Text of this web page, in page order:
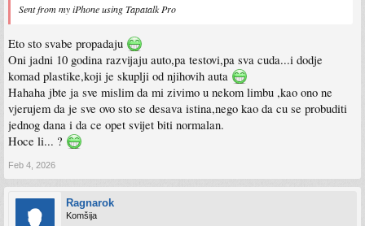
Sent from my iPhone using Tapatalk Pro
Eto sto svabe propadaju
Oni jadni 10 godina razvijaju auto,pa testovi,pa sva cuda...i dodje
komad plastike,koji je skuplji od njihovih auta
Hahaha jbte ja sve mislim da mi zivimo u nekom limbu ,kao ono ne
vjerujem da je sve ovo sto se desava istina,nego kao da cu se probuditi
jednog dana i da ce opet svijet biti normalan.
Hoce li... ?
Feb 4, 2026
Ragnarok
Komšija